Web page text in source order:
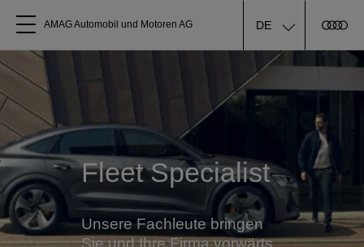
Alle Modelle
Über uns
Audi kaufen
Service & Reparatur
AMAG Automobil und Motoren AG DE
Fleet Specialist
Unsere Fachleute bringen
Sie und Ihre Firma vorwärts.